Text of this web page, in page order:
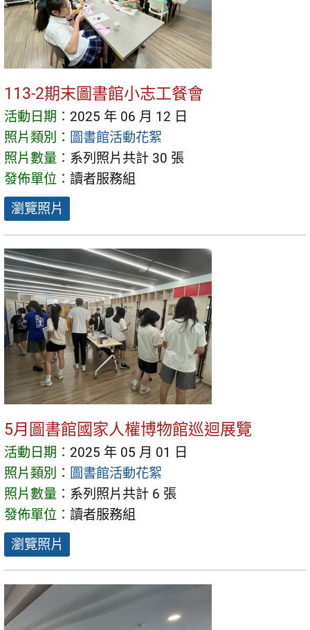
113-2期末圖書館小志工餐會
活動日期： 2025 年 06 月 12 日
照片類別： 圖書館活動花絮
照片數量： 系列照片共計 30 張
發佈單位： 讀者服務組
瀏覽照片
5月圖書館國家人權博物館巡迴展覽
活動日期： 2025 年 05 月 01 日
照片類別： 圖書館活動花絮
照片數量： 系列照片共計 6 張
發佈單位： 讀者服務組
瀏覽照片